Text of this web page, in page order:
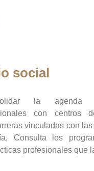
social
la agenda
con centros
vinculadas con
Consulta los
profesionales que